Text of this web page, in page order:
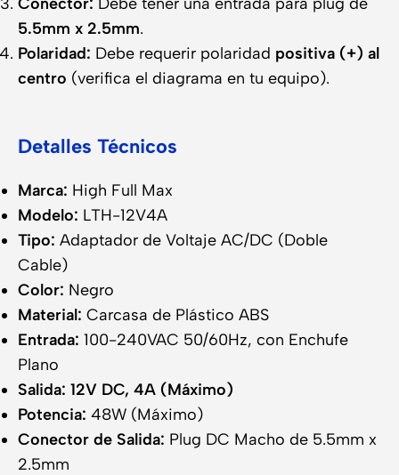
5.5mm x 2.5mm.
Polaridad: Debe requerir polaridad positiva (+) al
centro (verifica el diagrama en tu equipo).
Detalles Técnicos
Marca: High Full Max
Modelo: LTH-12V4A
Tipo: Adaptador de Voltaje AC/DC (Doble
Cable)
Color: Negro
Material: Carcasa de Plástico ABS
Entrada: 100-240VAC 50/60Hz, con Enchufe
Plano
Salida: 12V DC, 4A (Máximo)
Potencia: 48W (Máximo)
Conector de Salida: Plug DC Macho de 5.5mm x
2.5mm